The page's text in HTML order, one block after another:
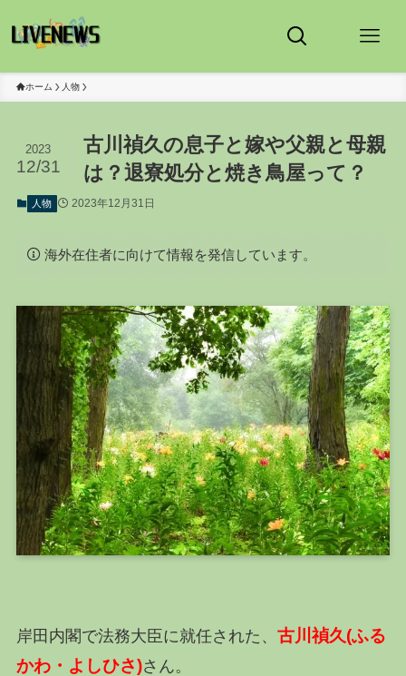
ホーム 人物
古川禎久の息子と嫁や父親と母親
は？退寮処分と焼き鳥屋って？
2023
12/31
人物 2023年12月31日
海外在住者に向けて情報を発信しています。
岸田内閣で法務大臣に就任された、 古川禎久(ふる
かわ・よしひさ)さん。